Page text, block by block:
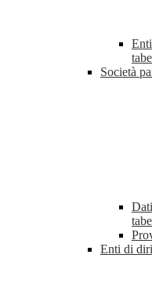
Società
Enti di